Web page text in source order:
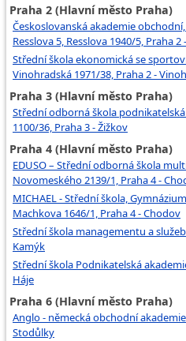
Praha 2 (Hlavní město Praha)
Českoslovanská akademie
Resslova 5, Resslova 1940/5, Praha
Střední škola ekonomická se
Vinohradská 1971/38, Praha 2 -
Praha 3 (Hlavní město Praha)
Střední odborná škola podnikatelská
1100/36, Praha 3 - Žižkov
Praha 4 (Hlavní město Praha)
EDUSO – Střední odborná škola
Novomeského 2139/1, Praha 4 -
MICHAEL - Střední škola,
Machkova 1646/1, Praha 4 - Chodov
Střední škola managementu a
Kamýk
Střední škola Podnikatelská
Háje
Praha 6 (Hlavní město Praha)
Anglo - německá obchodní
Stodůlky